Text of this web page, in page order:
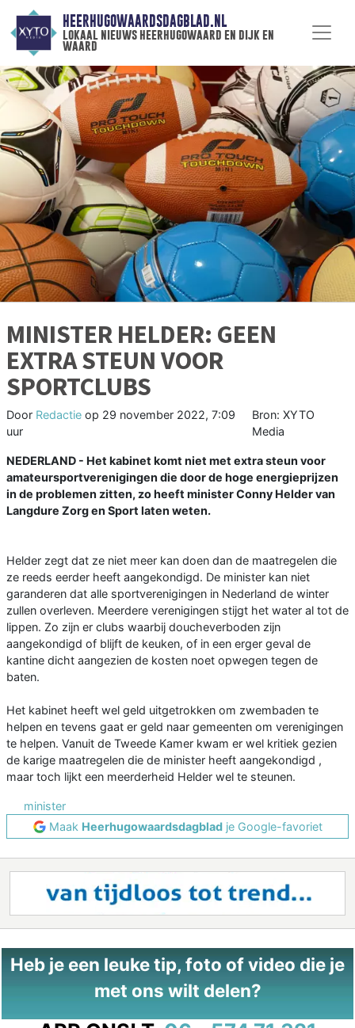
HEERHUGOWAARDSDAGBLAD.NL
lokaal nieuws heerhugowaard en dijk en
waard
MINISTER HELDER: GEEN
EXTRA STEUN VOOR
SPORTCLUBS
Door Redactie op 29 november 2022, 7:09
uur
Bron: XYTO
Media
NEDERLAND - Het kabinet komt niet met extra steun voor
amateursportverenigingen die door de hoge energieprijzen
in de problemen zitten, zo heeft minister Conny Helder van
Langdure Zorg en Sport laten weten.
Helder zegt dat ze niet meer kan doen dan de maatregelen die
ze reeds eerder heeft aangekondigd. De minister kan niet
garanderen dat alle sportverenigingen in Nederland de winter
zullen overleven. Meerdere verenigingen stijgt het water al tot de
lippen. Zo zijn er clubs waarbij doucheverboden zijn
aangekondigd of blijft de keuken, of in een erger geval de
kantine dicht aangezien de kosten noet opwegen tegen de
baten.
Het kabinet heeft wel geld uitgetrokken om zwembaden te
helpen en tevens gaat er geld naar gemeenten om verenigingen
te helpen. Vanuit de Tweede Kamer kwam er wel kritiek gezien
de karige maatregelen die de minister heeft aangekondigd ,
maar toch lijkt een meerderheid Helder wel te steunen.
minister
Maak Heerhugowaardsdagbladje Google-favoriet
Heb je een leuke tip, foto of video die je
met ons wilt delen?